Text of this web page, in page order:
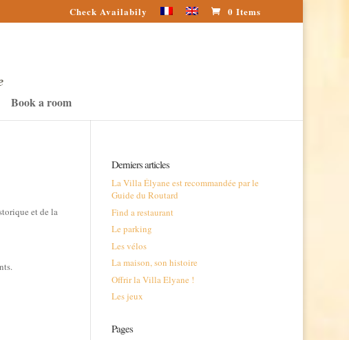
Check Availabily 0 Items
Book a room
et de la
Derniers articles
La Villa Élyane est recommandée par le
Guide du Routard
Find a restaurant
Le parking
Les vélos
La maison, son histoire
Offrir la Villa Elyane !
Les jeux
Pages